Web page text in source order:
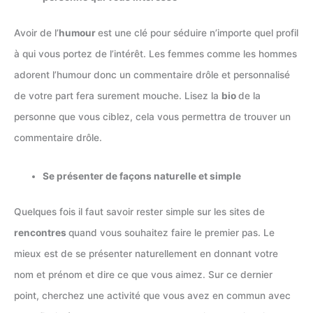
Avoir de l’humourest une clé pour séduire n’importe quel profil
à qui vous portez de l’intérêt. Les femmes comme les hommes
adorent l’humour donc un commentaire drôle et personnalisé
de votre part fera surement mouche. Lisez la biode la
personne que vous ciblez, cela vous permettra de trouver un
commentaire drôle.
Se présenter de façons naturelle et simple
Quelques fois il faut savoir rester simple sur les sites de
rencontres quand vous souhaitez faire le premier pas. Le
mieux est de se présenter naturellement en donnant votre
nom et prénom et dire ce que vous aimez. Sur ce dernier
point, cherchez une activité que vous avez en commun avec